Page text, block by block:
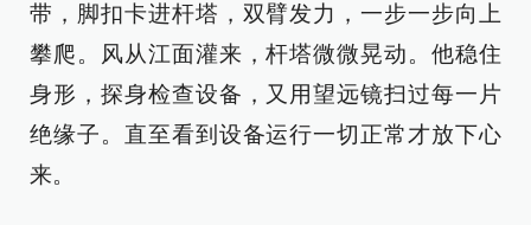
带，脚扣卡进杆塔，双臂发力，一步一步向上
攀爬。风从江面灌来，杆塔微微晃动。他稳住
身形，探身检查设备，又用望远镜扫过每一片
绝缘子。直至看到设备运行一切正常才放下心
来。